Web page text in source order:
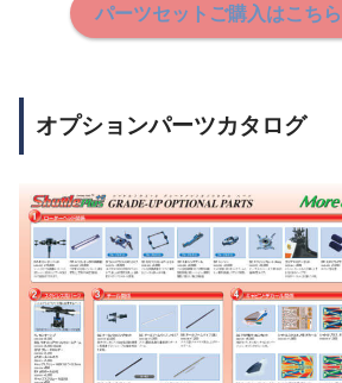
パーツセットご購入はこち
オプションパーツカタログ